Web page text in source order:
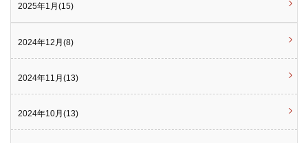
2025年1月(15)
2024年12月(8)
2024年11月(13)
2024年10月(13)